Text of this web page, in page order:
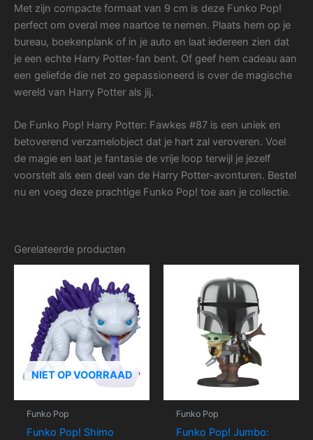
Met zijn compacte formaat van 9 cm is deze Funko Pop!
perfect om overal mee naartoe te nemen. Plaats hem op je
bureau, boekenplank of in je auto en laat iedereen zien dat
je een echte Harry Potter-fan bent. Of geef hem cadeau aan
een geliefde die net zo gepassioneerd is over de magische
wereld van Harry Potter als jij.
De Funko Pop! Harry Potter: Fawkes #87 is een uniek en
betoverend verzamelobject dat je hart zal veroveren. Voel
de magie en laat je fantasie de vrije loop terwijl je jezelf
voorstelt als een deel van de Harry Potter-avonturen. Bestel
nu en voeg deze prachtige Funko Pop! toe aan je collectie.
Gerelateerde producten
NIET OP VOORRAAD
Funko Pop
Funko Pop! Shimo
Funko Pop
Funko Pop! Jumbo: